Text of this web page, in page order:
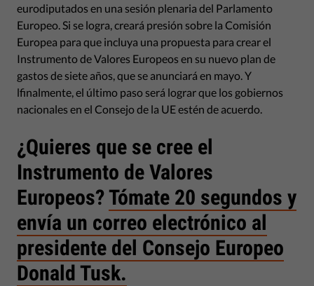
eurodiputados en una sesión plenaria del Parlamento
Europeo. Si se logra, creará presión sobre la Comisión
Europea para que incluya una propuesta para crear el
Instrumento de Valores Europeos en su nuevo plan de
gastos de siete años, que se anunciará en mayo. Y
lfinalmente, el último paso será lograr que los gobiernos
nacionales en el Consejo de la UE estén de acuerdo.
¿Quieres que se cree el
Instrumento de Valores
Europeos?Tómate 20 segundos y
envía un correo electrónico al
presidente del Consejo Europeo
Donald Tusk.